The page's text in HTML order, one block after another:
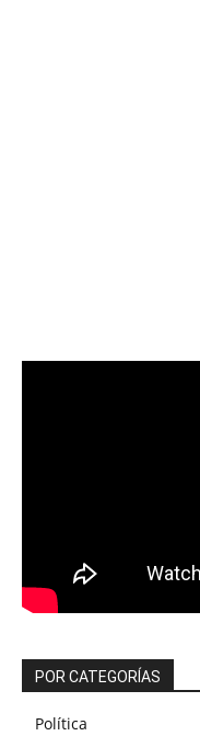
POR CATEGORÍAS
Política